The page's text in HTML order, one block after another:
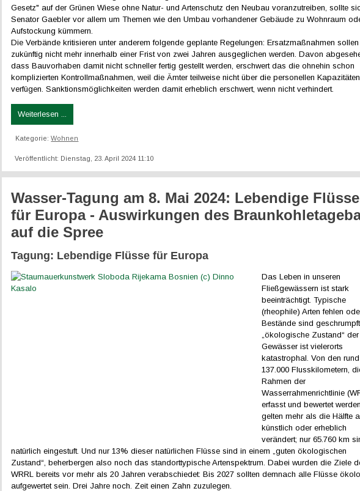
Gesetz" auf der Grünen Wiese ohne Natur- und Artenschutz den Neubau voranzutreiben, sollte
Senator Gaebler vor allem um Themen wie den Umbau vorhandener Gebäude zu Wohnraum
Aufstockung kümmern.
Die Verbände kritisieren unter anderem folgende geplante Regelungen: Ersatzmaßnahmen sollen
zukünftig nicht mehr innerhalb einer Frist von zwei Jahren ausgeglichen werden. Davon
dass Bauvorhaben damit nicht schneller fertig gestellt werden, erschwert das die ohnehin schon
komplizierten Kontrollmaßnahmen, weil die Ämter teilweise nicht über die personellen Kapazitäten
verfügen. Sanktionsmöglichkeiten werden damit erheblich erschwert, wenn nicht verhindert.
Weiterlesen ...
Kategorie:Wohnen
Veröffentlicht: Dienstag, 23. April 2024 11:10
Wasser-Tagung am 8. Mai 2024: Lebendige Flüsse
für Europa - Auswirkungen des
auf die Spree
Tagung: Lebendige Flüsse für Europa
Das Leben in unseren
Fließgewässern ist stark
beeinträchtigt. Typische
(rheophile) Arten fehlen
Bestände sind
„ökologische Zustand“ der
Gewässer ist vielerorts
katastrophal. Von den rund
137.000 Flusskilometern,
Rahmen der
Wasserrahmenrichtlinie
erfasst und bewertet
gelten mehr als die Hälfte
künstlich oder erheblich
verändert; nur 65.760 km
natürlich eingestuft. Und nur 13% dieser natürlichen Flüsse sind in einem „guten ökologischen
Zustand“, beherbergen also noch das standorttypische Artenspektrum. Dabei wurden die Ziele
WRRL bereits vor mehr als 20 Jahren verabschiedet: Bis 2027 sollten demnach alle Flüsse
aufgewertet sein. Drei Jahre noch. Zeit einen Zahn zuzulegen.